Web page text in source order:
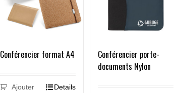
Conférencier format A4
Ajouter
Details
Conférencier porte-
documents Nylon